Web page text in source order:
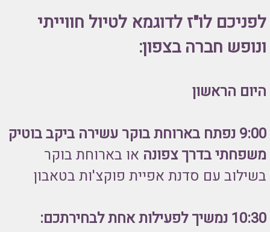
לפניכם לו"ז לדוגמא לטיול חווייתי
ונופש חברה בצפון:
היום הראשון
9:00 נפתח בארוחת בוקר עשירה ביקב בוטיק
משפחתי בדרך צפונה או בארוחת בוקר
בשילוב עם סדנת אפיית פוקצ'ות בטאבון
10:30 נמשיך לפעילות אחת לבחירתכם: